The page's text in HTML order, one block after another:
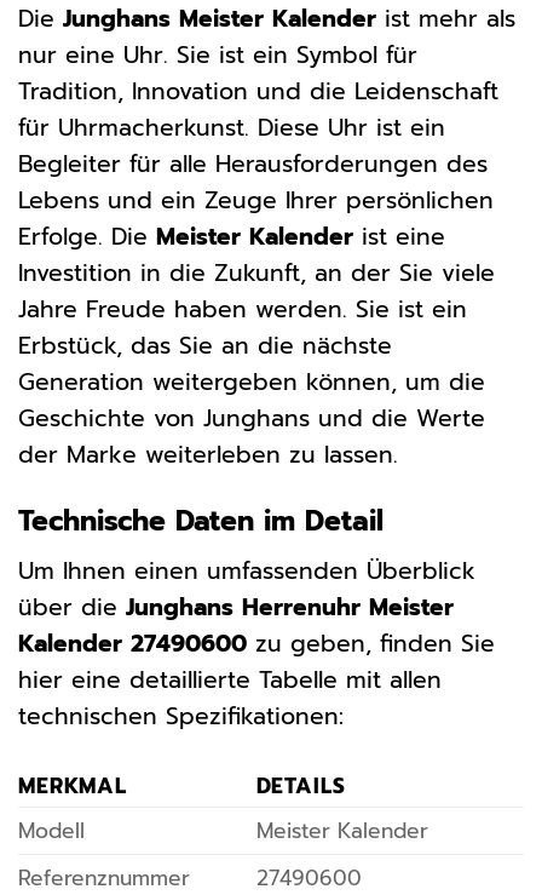
Die Junghans Meister Kalender ist mehr als
nur eine Uhr. Sie ist ein Symbol für
Tradition, Innovation und die Leidenschaft
für Uhrmacherkunst. Diese Uhr ist ein
Begleiter für alle Herausforderungen des
Lebens und ein Zeuge Ihrer persönlichen
Erfolge. Die Meister Kalender ist eine
Investition in die Zukunft, an der Sie viele
Jahre Freude haben werden. Sie ist ein
Erbstück, das Sie an die nächste
Generation weitergeben können, um die
Geschichte von Junghans und die Werte
der Marke weiterleben zu lassen.
Technische Daten im Detail
Um Ihnen einen umfassenden Überblick
über die Junghans Herrenuhr Meister
Kalender 27490600 zu geben, finden Sie
hier eine detaillierte Tabelle mit allen
technischen Spezifikationen:
MERKMAL
DETAILS
Modell
Meister Kalender
Referenznummer
27490600